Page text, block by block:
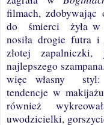
filmach, zdobywając
do
śmierci
żyła
nosiła drogie futra i
złotej
najlepszego szampana.
więc własny
styl:
tendencje w
również
uwodzicielki,